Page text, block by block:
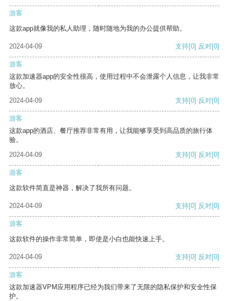
游客
这款app就像我的私人助理，随时随地为我的办公提供帮助。
2024-04-09 支持[0] 反对[0]
游客
这款加速器app的安全性很高，使用过程中不会泄露个人信息，让我非常
放心。
2024-04-09
支持[0] 反对[0]
游客
这款app的酒店、餐厅推荐非常有用，让我能够享受到高品质的旅行体
验。
2024-04-09
支持[0] 反对[0]
游客
这款软件简直是神器，解决了我所有问题。
2024-04-09 支持[0] 反对[0]
游客
这款软件的操作非常简单，即使是小白也能快速上手。
2024-04-09 支持[0] 反对[0]
游客
这款加速器VPM应用程序已经为我们带来了无限的隐私保护和安全性保
护。